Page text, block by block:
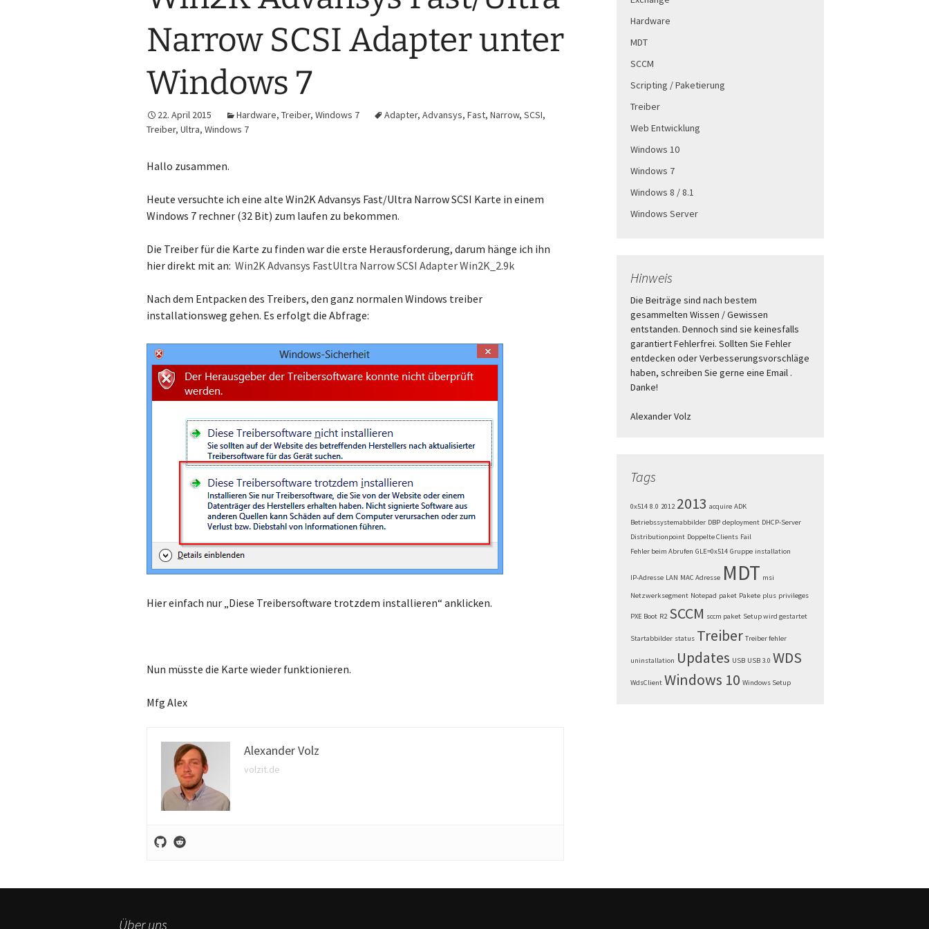
Narrow SCSI Adapter unter
Windows 7
22. April 2015 Hardware, Treiber, Windows 7 Adapter, Advansys, Fast, Narrow, SCSI,
Treiber, Ultra, Windows 7
Hallo zusammen.
Heute versuchte ich eine alte Win2K Advansys Fast/Ultra Narrow SCSI Karte in einem
Windows 7 rechner (32 Bit) zum laufen zu bekommen.
Die Treiber für die Karte zu finden war die erste Herausforderung, darum hänge ich ihn
hier direkt mit an: Win2K Advansys FastUltra Narrow SCSI Adapter Win2K_2.9k
Nach dem Entpacken des Treibers, den ganz normalen Windows treiber
installationsweg gehen. Es erfolgt die Abfrage:
Hier einfach nur „Diese Treibersoftware trotzdem installieren“ anklicken.
Nun müsste die Karte wieder funktionieren.
Mfg Alex
Alexander Volz
volzit.de
Hardware
MDT
SCCM
Scripting / Paketierung
Treiber
Web Entwicklung
Windows 10
Windows 7
Windows 8 / 8.1
Windows Server
Hinweis
Die Beiträge sind nach bestem
gesammelten Wissen / Gewissen
entstanden. Dennoch sind sie keinesfalls
garantiert Fehlerfrei. Sollten Sie Fehler
entdecken oder Verbesserungsvorschläge
haben, schreiben Sie gerne eine Email .
Danke!
Alexander Volz
Tags
0x514 8.0 2012 2013 acquire ADK
Betriebssystemabbilder DBP deployment DHCP-Server
Distributionpoint Doppelte Clients Fail
Fehler beim Abrufen GLE=0x514 Gruppe installation
IP-Adresse LAN MAC Adresse MDT msi
Netzwerksegment Notepad paket Pakete plus privileges
PXE Boot R2 SCCM sccm paket Setup wird gestartet
Startabbilder status Treiber Treiber fehler
uninstallation Updates USB USB 3.0 WDS
WdsClient Windows 10 Windows Setup
Über uns